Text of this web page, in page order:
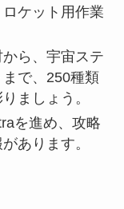
ロケット用作業
ら、宇宙ステ
で、250種類
ましょう。
を進め、攻略
あります。